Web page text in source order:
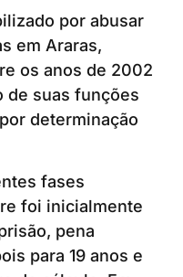
por abusar
em Araras,
os anos de 2002
de suas funções
determinação
fases
foi inicialmente
pena
para 19 anos e